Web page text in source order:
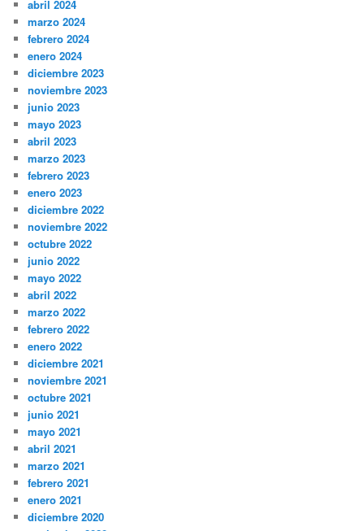
abril 2024
marzo 2024
febrero 2024
enero 2024
diciembre 2023
noviembre 2023
junio 2023
mayo 2023
abril 2023
marzo 2023
febrero 2023
enero 2023
diciembre 2022
noviembre 2022
octubre 2022
junio 2022
mayo 2022
abril 2022
marzo 2022
febrero 2022
enero 2022
diciembre 2021
noviembre 2021
octubre 2021
junio 2021
mayo 2021
abril 2021
marzo 2021
febrero 2021
enero 2021
diciembre 2020